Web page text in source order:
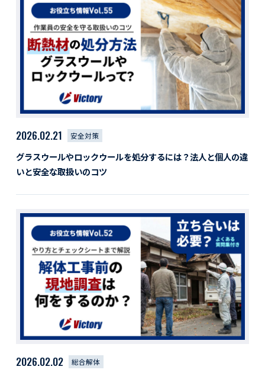
サステナビリティ
活動レポート
採用情報
社員インタビュー
募集要項一覧
採用エントリー
よくある質問
Social link
サイト内検索
2026.02.21 安全対策
グラスウールやロックウールを処分するには？法人と個人の違
いと安全な取扱いのコツ
2026.02.02 総合解体